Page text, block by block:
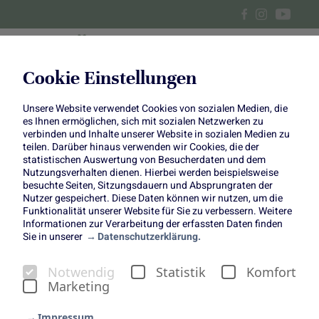
Cookie Einstellungen
Unsere Website verwendet Cookies von sozialen Medien, die
es Ihnen ermöglichen, sich mit sozialen Netzwerken zu
verbinden und Inhalte unserer Website in sozialen Medien zu
teilen. Darüber hinaus verwenden wir Cookies, die der
statistischen Auswertung von Besucherdaten und dem
Nutzungsverhalten dienen. Hierbei werden beispielsweise
besuchte Seiten, Sitzungsdauern und Absprungraten der
Nutzer gespeichert. Diese Daten können wir nutzen, um die
Funktionalität unserer Website für Sie zu verbessern. Weitere
Informationen zur Verarbeitung der erfassten Daten finden
Sie in unserer
Datenschutzerklärung.
Notwendig Statistik
Komfort
Marketing
Sommer auf dem Balkon: Ein
florales Plüsch-Arrangement
ihm die Lust, es sich draußen